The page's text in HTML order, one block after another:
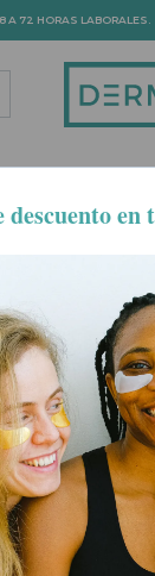
A 72 HORAS LABORALES.
SALUD Y
piel y
para revertir los